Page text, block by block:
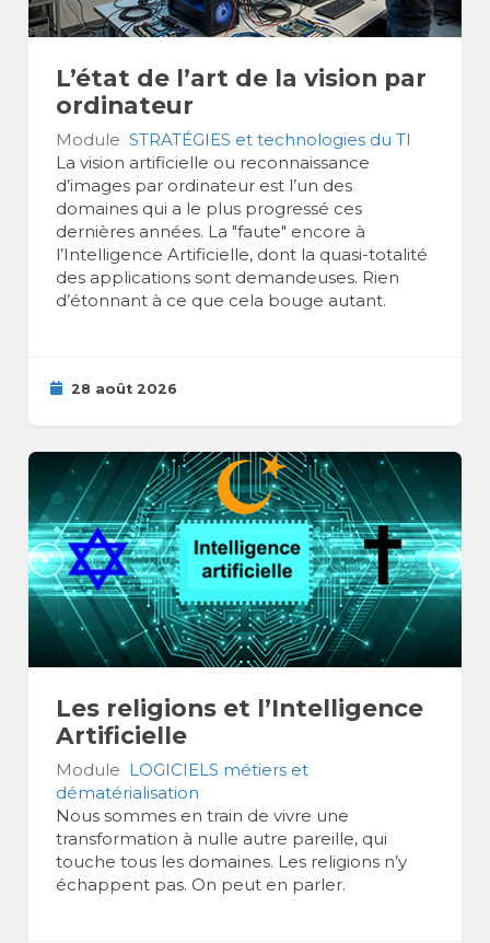
L’état de l’art de la vision par
ordinateur
Module STRATÉGIES et technologies du TI
La vision artificielle ou reconnaissance
d’images par ordinateur est l’un des
domaines qui a le plus progressé ces
dernières années. La "faute" encore à
l’Intelligence Artificielle, dont la quasi-totalité
des applications sont demandeuses. Rien
d’étonnant à ce que cela bouge autant.
28 août 2026
Les religions et l’Intelligence
Artificielle
Module LOGICIELS métiers et
dématérialisation
Nous sommes en train de vivre une
transformation à nulle autre pareille, qui
touche tous les domaines. Les religions n’y
échappent pas. On peut en parler.